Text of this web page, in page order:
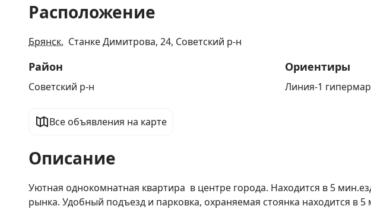
1
1
Расположение
Брянск, Станке Димитрова, 24, Советский р-н
Район
Советский р-н
Ориентиры
Линия-1
Все объявления на карте
Описание
Уютная однокомнатная квартира  в центре города. Находится в 5
рынка. Удобный подъезд и парковка, охраняемая стоянка находится в